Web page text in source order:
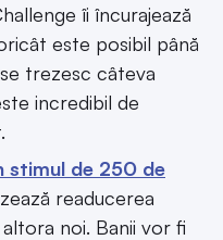
îi încurajează
este posibil până
trezesc câteva
incredibil de
stimul de 250 de
readucerea
noi. Banii vor fi